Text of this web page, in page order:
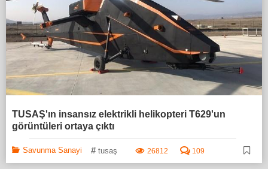
TUSAŞ'ın insansız elektrikli helikopteri T629'un
görüntüleri ortaya çıktı
Savunma Sanayi # tusaş 26812 109